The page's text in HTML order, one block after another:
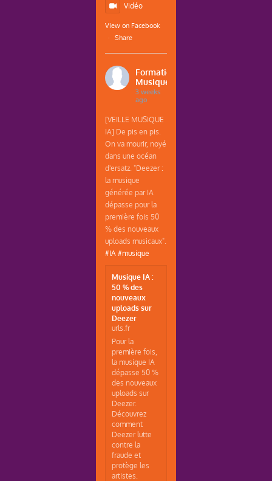
Vidéo
View on Facebook
·
Share
Formations
Musique
3 weeks
ago
[VEILLE MUSIQUE
IA] De pis en pis.
On va mourir, noyé
dans une océan
d'ersatz. "Deezer :
la musique
générée par IA
dépasse pour la
première fois 50
% des nouveaux
uploads musicaux".
#IA #musique
Musique IA :
50 % des
nouveaux
uploads sur
Deezer
urls.fr
Pour la
première fois,
la musique IA
dépasse 50 %
des nouveaux
uploads sur
Deezer.
Découvrez
comment
Deezer lutte
contre la
fraude et
protège les
artistes.